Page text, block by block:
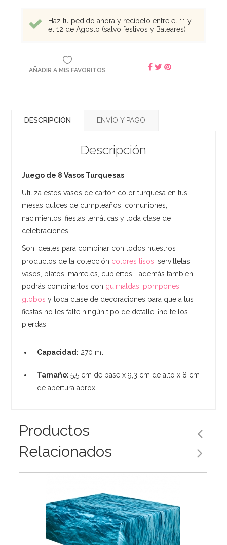
Haz tu pedido ahora y recíbelo entre el 11 y
el 12 de Agosto (salvo festivos y Baleares)
AÑADIR A MIS FAVORITOS
DESCRIPCIÓN ENVÍO Y PAGO
Descripción
Juego de 8 Vasos Turquesas
Utiliza estos vasos de cartón color turquesa en tus
mesas dulces de cumpleaños, comuniones,
nacimientos, fiestas temáticas y toda clase de
celebraciones.
Son ideales para combinar con todos nuestros
productos de la colección colores lisos: servilletas,
vasos, platos, manteles, cubiertos... además también
podrás combinarlos con guirnaldas, pompones
globos y toda clase de decoraciones para que a tus
fiestas no les falte ningún tipo de detalle, ¡no te los
pierdas!
Capacidad: 270 ml.
Tamaño:5,5 cm de base x 9,3 cm de alto x 8 cm
de apertura aprox.
Productos
Relacionados